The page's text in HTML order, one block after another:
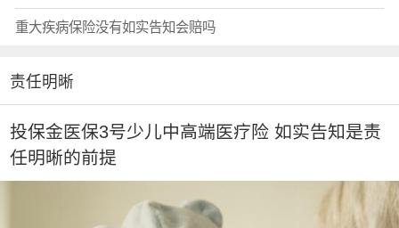
重大疾病保险没有如实告知会赔吗
责任明晰
投保金医保3号少儿中高端医疗险 如实告知是责
任明晰的前提